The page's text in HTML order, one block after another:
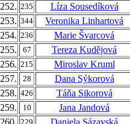
252. 235
Líza Sousedíková
253. 344
Veronika Linhartová
254. 236
Marie Švarcová
255.
67
Tereza Kudějová
256. 215
Miroslav Kruml
257.
28
Dana Sýkorová
258. 426
Táňa Sikorová
259.
10
Jana Jandová
260. 229
Daniela Sázavská